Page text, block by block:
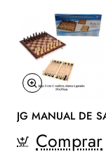
Comprar